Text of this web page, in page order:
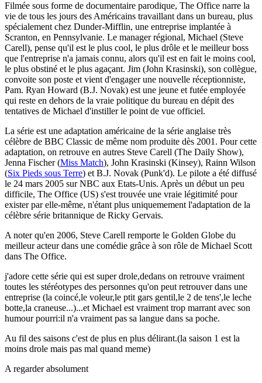
Filmée sous forme de documentaire parodique, The Office narre la
vie de tous les jours des Américains travaillant dans un bureau, plus
spécialement chez Dunder-Mifflin, une entreprise implantée à
Scranton, en Pennsylvanie. Le manager régional, Michael (Steve
Carell), pense qu'il est le plus cool, le plus drôle et le meilleur boss
que l'entreprise n'a jamais connu, alors qu'il est en fait le moins cool,
le plus obstiné et le plus agaçant. Jim (John Krasinski), son collègue,
convoite son poste et vient d'engager une nouvelle réceptionniste,
Pam. Ryan Howard (B.J. Novak) est une jeune et futée employée
qui reste en dehors de la vraie politique du bureau en dépit des
tentatives de Michael d'instiller le point de vue officiel.
La série est une adaptation américaine de la série anglaise très
célèbre de BBC Classic de même nom produite dès 2001. Pour cette
adaptation, on retrouve en autres Steve Carell (The Daily Show),
Jenna Fischer (Miss Match), John Krasinski (Kinsey), Rainn Wilson
(Six Pieds sous Terre) et B.J. Novak (Punk'd). Le pilote a été diffusé
le 24 mars 2005 sur NBC aux Etats-Unis. Après un début un peu
difficile, The Office (US) s'est trouvée une vraie légitimité pour
exister par elle-même, n'étant plus uniquemement l'adaptation de la
célèbre série britannique de Ricky Gervais.
A noter qu'en 2006, Steve Carell remporte le Golden Globe du
meilleur acteur dans une comédie grâce à son rôle de Michael Scott
dans The Office.
j'adore cette série qui est super drole,dedans on retrouve vraiment
toutes les stéréotypes des personnes qu'on peut retrouver dans une
entreprise (la coincé,le voleur,le ptit gars gentil,le 2 de tens',le leche
botte,la craneuse...)...et Michael est vraiment trop marrant avec son
humour pourri:il n'a vraiment pas sa langue dans sa poche.
Au fil des saisons c'est de plus en plus délirant.(la saison 1 est la
moins drole mais pas mal quand meme)
A regarder absolument